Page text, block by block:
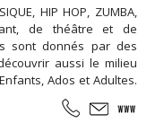
HIP HOP, ZUMBA,
de théâtre et de
sont donnés par des
aussi le milieu
Ados et Adultes.
d'essai offert !